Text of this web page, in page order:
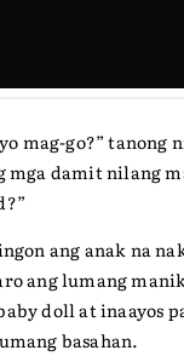
mag-go?” tanong
mga damit nilang
ang anak na
ang lumang
doll at inaayos
basahan.